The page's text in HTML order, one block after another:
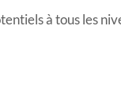
à tous les